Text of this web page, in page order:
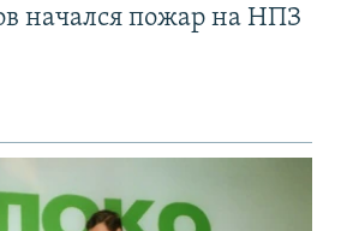
начался пожар на НПЗ